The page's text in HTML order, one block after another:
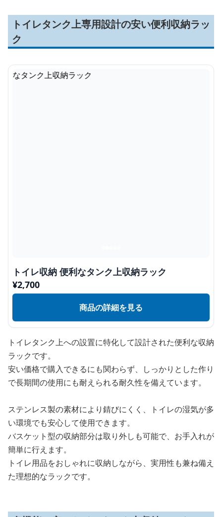
トイレタンク上専用設計の安い便利収納ラッ
ク
トイレ収納 便利なタンク上収納ラック
¥2,700
商品の詳細を見る
トイレタンク上への設置に特化して設計された便利な収納
ラックです。
安い価格で購入できるにも関わらず、しっかりとした作り
で長期間の使用にも耐えられる耐久性を備えています。
ステンレス製の素材により錆びにくく、トイレの湿気が多
い環境でも安心して使用できます。
バスケット型の収納部分は取り外しも可能で、お手入れが
簡単に行えます。
トイレ用品をおしゃれに収納しながら、実用性も兼ね備え
た理想的なラックです。